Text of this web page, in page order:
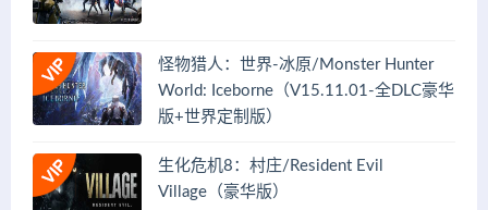
怪物猎人：世界-冰原/Monster Hunter
World: Iceborne（V15.11.01-全DLC豪华
版+世界定制版）
生化危机8：村庄/Resident Evil
Village（豪华版）